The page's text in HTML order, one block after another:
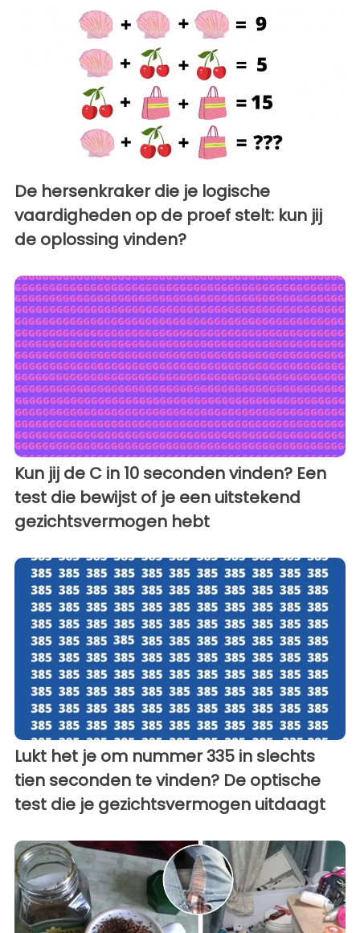
De hersenkraker die je logische
vaardigheden op de proef stelt: kun jij
de oplossing vinden?
Kun jij de C in 10 seconden vinden? Een
test die bewijst of je een uitstekend
gezichtsvermogen hebt
Lukt het je om nummer 335 in slechts
tien seconden te vinden? De optische
test die je gezichtsvermogen uitdaagt